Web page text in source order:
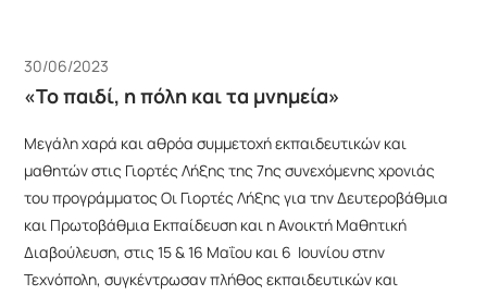
30/06/2023
«Το παιδί, η πόλη και τα μνημεία»
Μεγάλη χαρά και αθρόα συμμετοχή εκπαιδευτικών και
μαθητών στις Γιορτές Λήξης της 7ης συνεχόμενης χρονιάς
του προγράμματος Οι Γιορτές Λήξης για την Δευτεροβάθμια
και Πρωτοβάθμια Εκπαίδευση και η Ανοικτή Μαθητική
Διαβούλευση, στις 15 & 16 Μαΐου και 6 Ιουνίου στην
Τεχνόπολη, συγκέντρωσαν πλήθος εκπαιδευτικών και